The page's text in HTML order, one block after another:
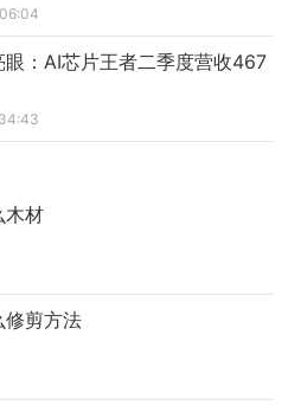
眼：AI芯片王者二季度营收467
木材
修剪方法